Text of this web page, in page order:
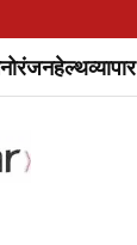
हेल्थव्यापार